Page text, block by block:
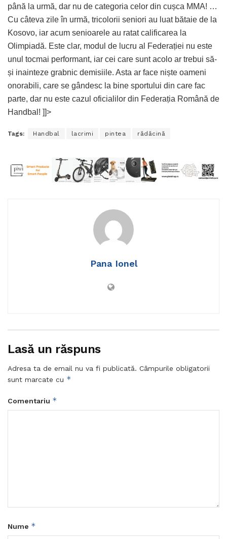
până la urmă, dar nu de categoria celor din cușca MMA! …
Cu câteva zile în urmă, tricolorii seniori au luat bătaie de la
Kosovo, iar acum senioarele au ratat calificarea la
Olimpiadă. Este clar, modul de lucru al Federației nu este
unul tocmai performant, iar cei care sunt acolo ar trebui să-
și inainteze grabnic demisiile. Asta ar face niște oameni
onorabili, care se gândesc la bine sportului din care fac
parte, dar nu este cazul oficialilor din Federația Română de
Handbal! ]]>
Tags: Handbal lacrimi pintea rădăcină
Pana Ionel
Lasă un răspuns
Adresa ta de email nu va fi publicată. Câmpurile obligatorii
sunt marcate cu *
Comentariu *
Nume *